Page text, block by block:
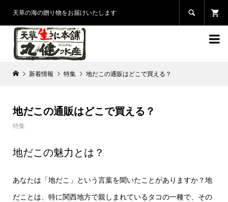
天草の海の贈り物をお届けいたします 

新着情報 特集 地だこの通販はどこで買える？
地だこの通販はどこで買える？
特集
地だこの魅力とは？
あなたは「地だこ」という言葉を聞いたことがありますか？地
だことは、特に関西地方で親しまれているタコの一種で、その